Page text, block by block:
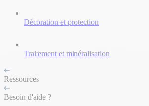
Décoration et protection
Traitement et minéralisation
Ressources
Besoin d'aide ?